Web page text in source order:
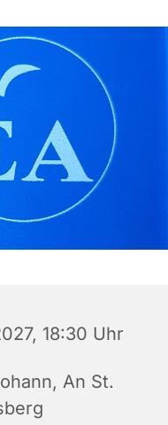
18:30 Uhr
An St.